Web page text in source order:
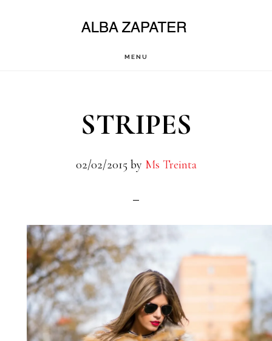
MENU
STRIPES
02/02/2015 by Ms Treinta